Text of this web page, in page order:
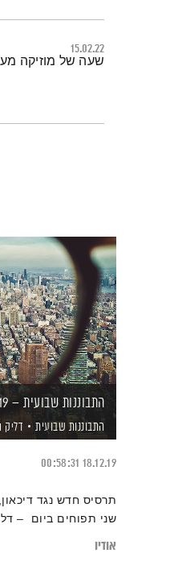
15.02.22
תמצית
שעה של מוזיקה
התבוננות שבועית – 18.12.19
התבוננות שבועית דליק
18.12.19
00:58:31
תרסיס חדש נגד
שני תפוחים ביום –
אודיו